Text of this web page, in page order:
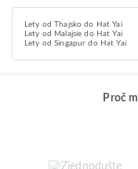
Lety od Thajsko do Hat Yai
Lety od Malajsie do Hat Yai
Lety od Singapur do Hat Yai
Proč